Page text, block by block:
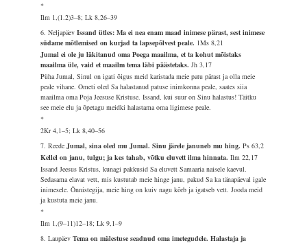
*
Ilm 1,(1.2)3–8; Lk 8,26–39
6. NeljapäevIssand ütles: Ma ei nea enam maad inimese pärast, sest inimese
südame mõtlemised on kurjad ta lapsepõlvest peale. 1Ms 8,21
Jumal ei ole ju läkitanud oma Poega maailma, et ta kohut mõistaks
maailma üle, vaid et maailm tema läbi päästetaks.Jh 3,17
Püha Jumal, Sinul on igati õigus meid karistada meie patu pärast ja olla meie
peale vihane. Ometi oled Sa halastanud patuse inimkonna peale, saates siia
maailma oma Poja Jeesuse Kristuse. Issand, kui suur on Sinu halastus! Täitku
see meie elu ja õpetagu meidki halastama oma ligimese peale.
*
2Kr 4,1–5; Lk 8,40–56
7. ReedeJumal, sina oled mu Jumal. Sinu järele januneb mu hing.Ps 63,2
Kellel on janu, tulgu; ja kes tahab, võtku eluvett ilma hinnata.Ilm 22,17
Issand Jeesus Kristus, kunagi pakkusid Sa eluvett Samaaria naisele kaevul.
Sedasama elavat vett, mis kustutab meie hinge janu, pakud Sa ka tänapäeval igale
inimesele. Õnnistegija, meie hing on kuiv nagu kõrb ja igatseb vett. Jooda meid
ja kustuta meie janu.
*
Ilm 1,(9–11)12–18; Lk 9,1–9
8. LaupäevTema on mälestuse seadnud oma imetegudele. Halastaja ja